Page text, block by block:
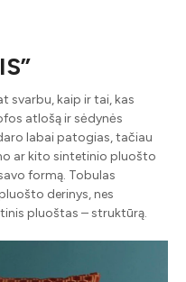
svarbu, kaip ir tai, kas
atlošą ir sėdynės
labai patogias, tačiau
ar kito sintetinio pluošto
formą. Tobulas
derinys, nes
pluoštas – struktūrą.